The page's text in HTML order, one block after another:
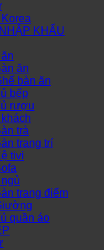
KHẨU
ăn
bàn ăn
bếp
rượu
trà
trang trí
tivi
trang điểm
quần áo